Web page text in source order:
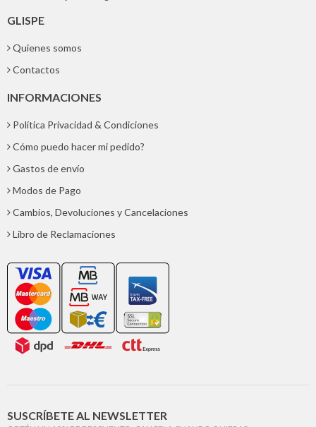
GLISPE
Quienes somos
Contactos
INFORMACIONES
Política Privacidad & Condiciones
Cómo puedo hacer mi pedido?
Gastos de envío
Modos de Pago
Cambios, Devoluciones y Cancelaciones
Libro de Reclamaciones
SUSCRÍBETE AL NEWSLETTER